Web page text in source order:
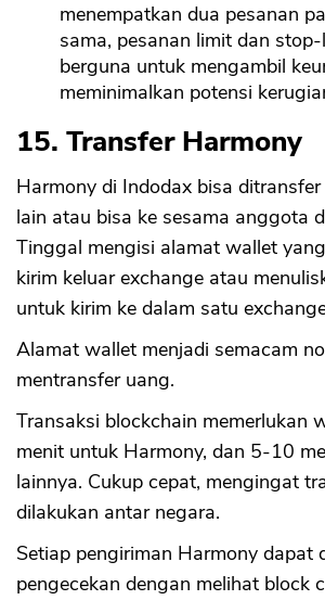
menempatkan dua pesanan
sama, pesanan limit dan
berguna untuk mengambil
meminimalkan potensi
15. Transfer Harmony
Harmony di Indodax bisa
lain atau bisa ke sesama anggota
Tinggal mengisi alamat wallet
kirim keluar exchange atau
untuk kirim ke dalam satu
Alamat wallet menjadi semacam
mentransfer uang.
Transaksi blockchain memerlukan
menit untuk Harmony, dan 5-10
lainnya. Cukup cepat, mengingat
dilakukan antar negara.
Setiap pengiriman Harmony dapat
pengecekan dengan melihat block